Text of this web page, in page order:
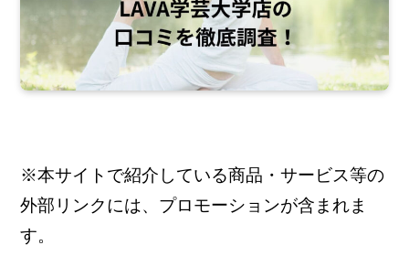
※本サイトで紹介している商品・サービス等の
外部リンクには、プロモーションが含まれま
す。